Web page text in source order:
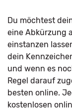
Du möchtest
eine Abkürzung
einstanzen
dein
und wenn es
Regel darauf
besten online.
kostenlosen